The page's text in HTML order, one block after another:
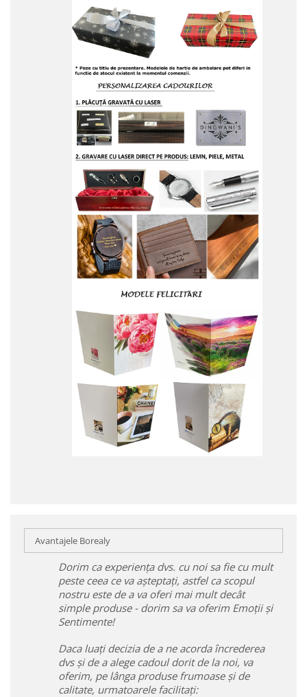
Avantajele Borealy
Dorim ca experiența dvs. cu noi sa fie cu mult
peste ceea ce va așteptați, astfel ca scopul
nostru este de a va oferi mai mult decât
simple produse - dorim sa va oferim Emoții și
Sentimente!
Daca luați decizia de a ne acorda încrederea
dvs și de a alege cadoul dorit de la noi, va
oferim, pe lânga produse frumoase și de
calitate, urmatoarele facilitați: